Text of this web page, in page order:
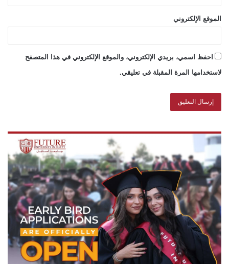
الموقع الإلكتروني
احفظ اسمي، بريدي الإلكتروني، والموقع الإلكتروني في هذا المتصفح
لاستخدامها المرة المقبلة في تعليقي.